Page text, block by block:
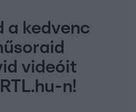
a kedvenc
videóit
n!